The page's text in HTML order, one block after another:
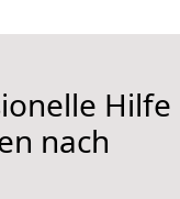
Hilfe
nach